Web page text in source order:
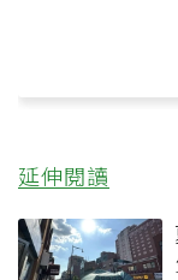
延伸閱讀